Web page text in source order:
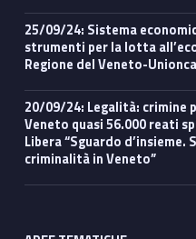
25/09/24: Sistema economico e legalità, regole e
strumenti per la lotta
Regione del Veneto-
20/09/24: Legalità: crimine proliferato in pandemia, in
Veneto quasi 56.000 reati
Libera “Sguardo
criminalità in Veneto”